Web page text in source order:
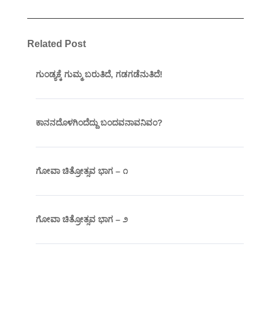
Related Post
ಗುಂಡ್ಯಕ್ಕೆ ಗುಮ್ಮ ಬರುತಿದೆ, ಗಡಗಡೆನುತಿದೆ!
ಕಾನನದೊಳಗಿಂದೆದ್ದು ಬಂದವನಾವನಿವಂ?
ಗೋವಾ ಚಿತ್ರೋತ್ಸವ ಭಾಗ – ೧
ಗೋವಾ ಚಿತ್ರೋತ್ಸವ ಭಾಗ – ೨